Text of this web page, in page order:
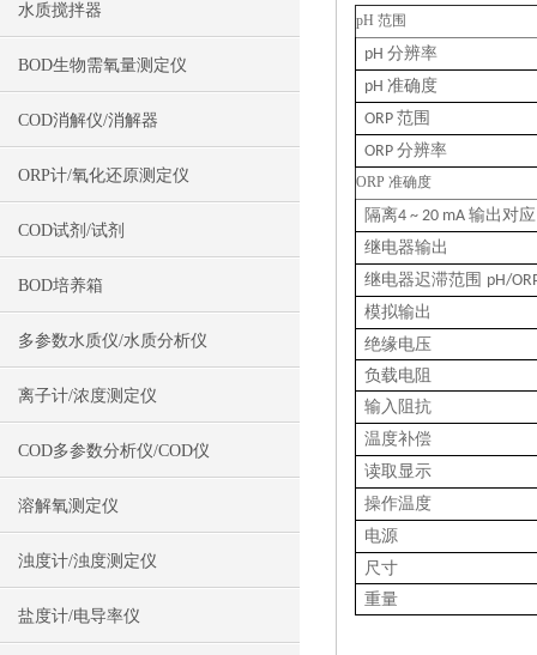
水质搅拌器
BOD生物需氧量测定仪
COD消解仪/消解器
ORP计/氧化还原测定仪
COD试剂/试剂
BOD培养箱
多参数水质仪/水质分析仪
离子计/浓度测定仪
COD多参数分析仪/COD仪
溶解氧测定仪
浊度计/浊度测定仪
盐度计/电导率仪
pH 范围
pH 分辨率
pH 准确度
ORP 范围
ORP 分辨率
ORP 准确度
隔离4 ~ 20 mA 输出对应
继电器输出
继电器迟滞范围 pH/
模拟输出
绝缘电压
负载电阻
输入阻抗
温度补偿
读取显示
操作温度
电源
尺寸
重量